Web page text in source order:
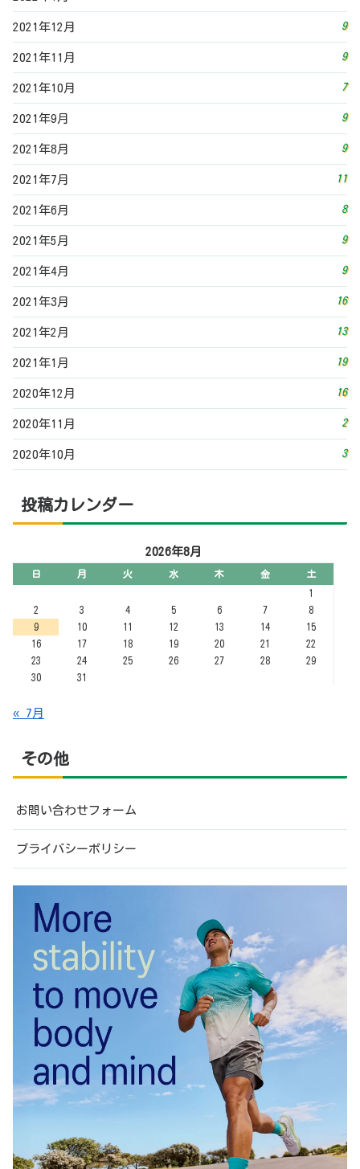
2021年12月 9
2021年11月 9
2021年10月 7
2021年9月 9
2021年8月 9
2021年7月 11
2021年6月 8
2021年5月 9
2021年4月 9
2021年3月 16
2021年2月 13
2021年1月 19
2020年12月 16
2020年11月 2
2020年10月 3
投稿カレンダー
2026年8月
日 月 火 水 木 金
土
1
2
3 4 5 6 7
8
9
10 11 12 13 14
15
16
17 18 19 20 21
22
23
24 25 26 27 28
29
30
31
« 7月
その他
お問い合わせフォーム
プライバシーポリシー